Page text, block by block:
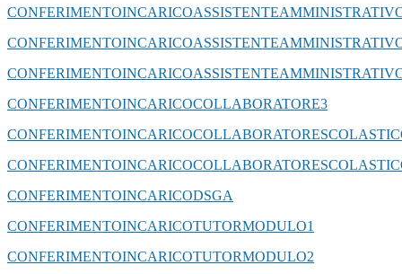
CONFERIMENTOINCARICOCOLLABORATORE3
CONFERIMENTOINCARICODSGA
CONFERIMENTOINCARICOTUTORMODULO1
CONFERIMENTOINCARICOTUTORMODULO2